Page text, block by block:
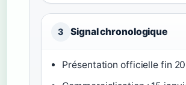
3 Signal chronologique
Présentation officielle fin